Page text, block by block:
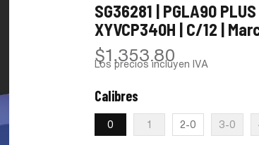
SG36281 | PGLA90
XYVCP340H | C/12 |
$1,353.80
Los precios incluyen IVA
Calibres
0 1 2-0 3-0